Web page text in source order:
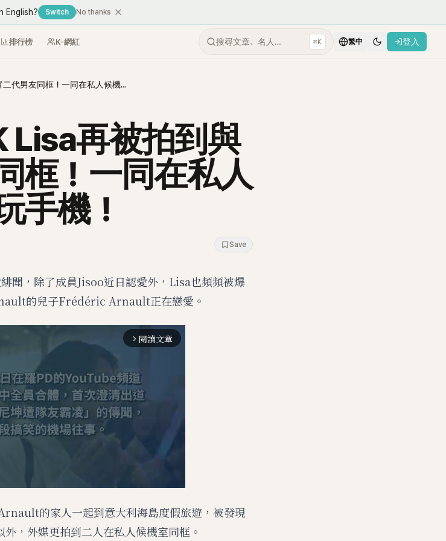
English? Switch No thanks
排行榜 K-網紅 搜尋文章、名人… ⌘K 繁中 登入
BLACKPINK Lisa再被拍到與富二代男友同框！一同在私人候機室各自玩手機！
Lisa再被拍到與
框！一同在私人
手機！
Save
聞，除了成員Jisoo近日認愛外，Lisa也頻頻被爆
的兒子Frédéric Arnault正在戀愛。
arrow_forward_ios 閱讀文章
M
的家人一起到意大利海島度假旅遊，被發現
，外媒更拍到二人在私人候機室同框。